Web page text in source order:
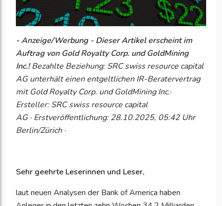
- Anzeige/Werbung - Dieser Artikel erscheint im
Auftrag von Gold Royalty Corp. und GoldMining
Inc.!Bezahlte Beziehung: SRC swiss resource capital
AG unterhält einen entgeltlichen IR-Beratervertrag
mit Gold Royalty Corp. und GoldMining Inc.·
Ersteller: SRC swiss resource capital
AG · Erstveröffentlichung: 28.10.2025, 05:42 Uhr
Berlin/Zürich ·
Sehr geehrte Leserinnen und Leser,
laut neuen Analysen der Bank of America haben